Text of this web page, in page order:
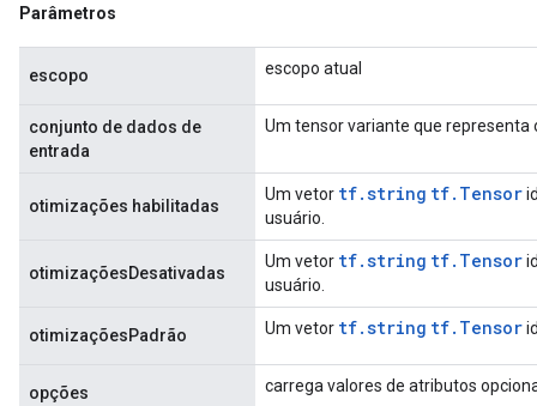
Parâmetros
escopo escopo atual
conjunto de dados de
entrada
Um tensor variante que representa
otimizações habilitadas
Um vetor tf.string tf.Tensor
usuário.
otimizaçõesDesativadas
Um vetor tf.string tf.Tensor
usuário.
otimizaçõesPadrão Um vetor tf.string tf.Tensor
opções carrega valores de atributos